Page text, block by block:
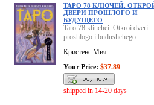
ТАРО 78 КЛЮЧЕЙ.
ДВЕРИ ПРОШЛОГО И
БУДУЩЕГО
Taro 78 kliuchei. Otkroi dveri
proshlogo i budushchego
Кристенс Мия
Your Price: $37.89
shipped in 14-20 days